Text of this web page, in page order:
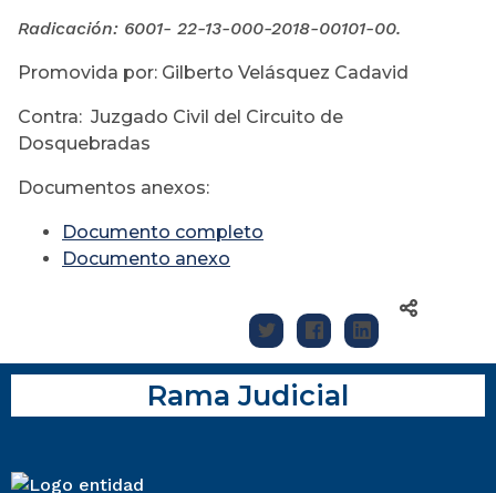
Radicación: 6001- 22-13-000-2018-00101-00.
Promovida por: Gilberto Velásquez Cadavid
Contra: Juzgado Civil del Circuito de
Dosquebradas
Documentos anexos:
Documento completo
Documento anexo
Rama Judicial